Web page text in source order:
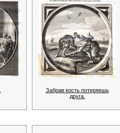
Забрав кость потеряешь
друга.